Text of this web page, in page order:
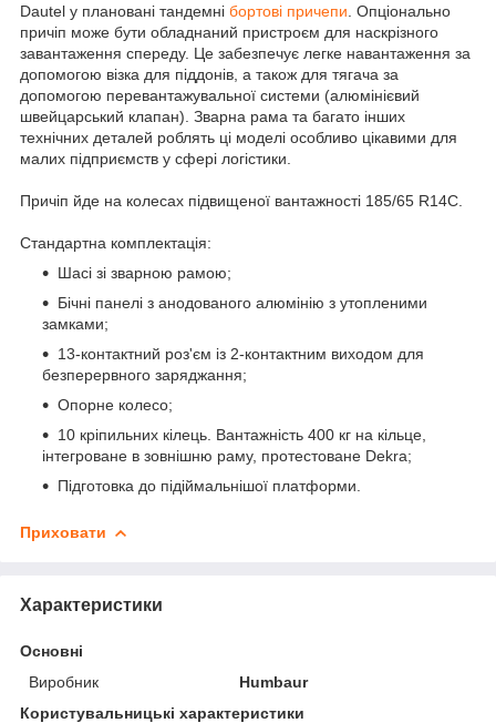
Dautel у плановані тандемні бортові причепи . Опціонально
причіп може бути обладнаний пристроєм для наскрізного
завантаження спереду. Це забезпечує легке навантаження за
допомогою візка для піддонів, а також для тягача за
допомогою перевантажувальної системи (алюмінієвий
швейцарський клапан). Зварна рама та багато інших
технічних деталей роблять ці моделі особливо цікавими для
малих підприємств у сфері логістики.
Причіп йде на колесах підвищеної вантажності 185/65 R14C.
Стандартна комплектація:
Шасі зі зварною рамою;
Бічні панелі з анодованого алюмінію з утопленими
замками;
13-контактний роз'єм із 2-контактним виходом для
безперервного заряджання;
Опорне колесо;
10 кріпильних кілець. Вантажність 400 кг на кільце,
інтегроване в зовнішню раму, протестоване Dekra;
Підготовка до підіймальнішої платформи.
Приховати
Характеристики
Основні
Виробник
Humbaur
Користувальницькі характеристики